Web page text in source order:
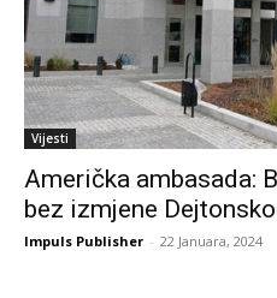
Vijesti
Američka ambasada:
bez izmjene
Impuls Publisher - 22 Januara, 2024